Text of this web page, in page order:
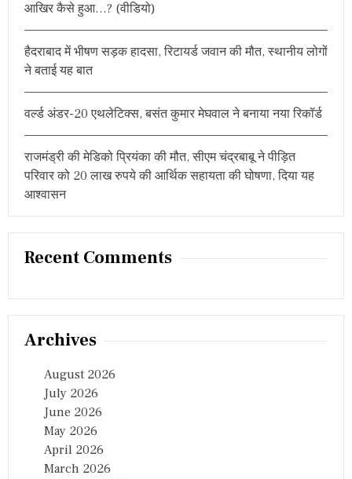
आखिर कैसे हुआ…? (वीडियो)
हैदराबाद में भीषण सड़क हादसा, रिटायर्ड जवान की मौत, स्थानीय लोगों
ने बताई यह बात
वर्ल्ड अंडर-20 एथलेटिक्स, बसंत कुमार मेघवाल ने बनाया नया रिकॉर्ड
राजमंड्री की मेडिको प्रियंका की मौत, सीएम चंद्रबाबू ने पीड़ित
परिवार को 20 लाख रुपये की आर्थिक सहायता की घोषणा, दिया यह
आश्वासन
Recent Comments
Archives
August 2026
July 2026
June 2026
May 2026
April 2026
March 2026